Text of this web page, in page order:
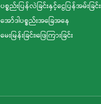
ပစ္စည်းပြန်လဲခြင်းနှင့်ငွေပြန်အမ်းခြင်း
အော်ဒါပစ္စည်းအခြေအနေ
မေးမြန်းခြင်း၊ဖြေကြားခြင်း